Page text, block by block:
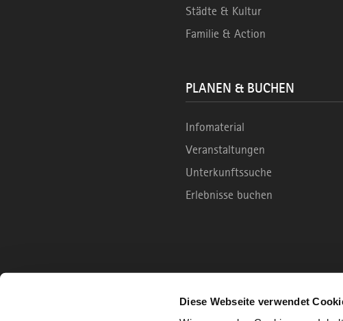
Diese Webseite verwendet
Städte & Kultur
Familie & Action
PLANEN & BUCHEN
Infomaterial
Veranstaltungen
Unterkunftssuche
Erlebnisse buchen